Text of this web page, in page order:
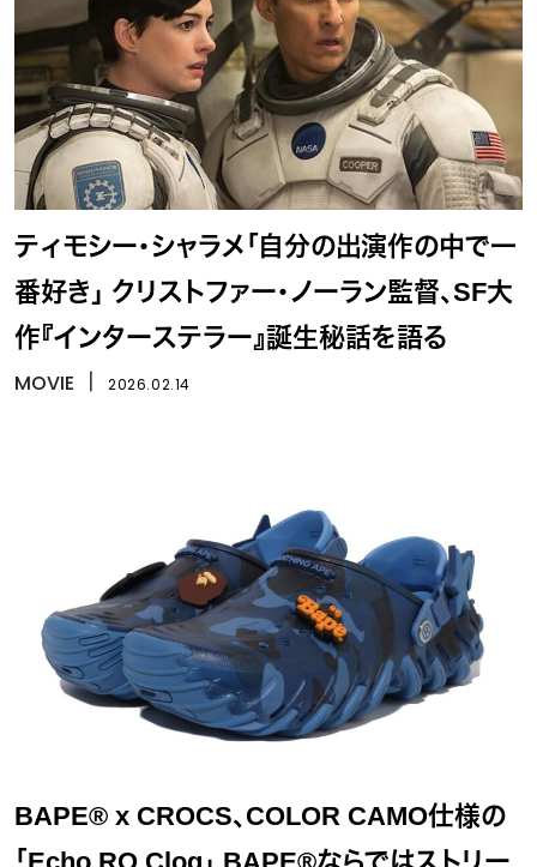
ティモシー・シャラメ「自分の出演作の中で一
番好き」 クリストファー・ノーラン監督、SF大
作『インターステラー』誕生秘話を語る
MOVIE 2026.02.14
BAPE® x CROCS、COLOR CAMO仕様の